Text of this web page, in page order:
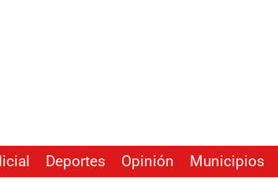
Deportes Opinión Municipios